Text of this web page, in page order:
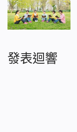
發表迴響